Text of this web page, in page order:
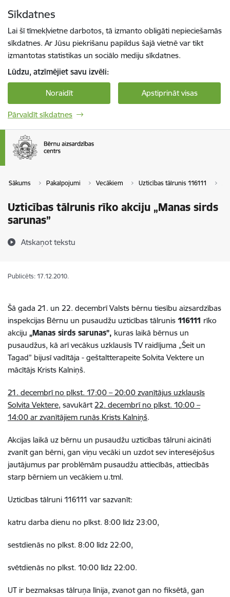
Sīkdatnes
Lai šī tīmekļvietne darbotos, tā izmanto obligāti nepieciešamās
sīkdatnes. Ar Jūsu piekrišanu papildus šajā vietnē var tikt
izmantotas statistikas un sociālo mediju sīkdatnes.
Lūdzu, atzīmējiet savu izvēli:
Noraidīt Apstiprināt visas
Pārvaldīt sīkdatnes
Sākums Pakalpojumi Vecākiem Uzticības tālrunis 116111
Uzticības tālrunis rīko akciju „Manas sirds
sarunas”
Atskaņot tekstu
Publicēts: 17.12.2010.
Šā gada 21. un 22. decembrī Valsts bērnu tiesību aizsardzības
inspekcijas Bērnu un pusaudžu uzticības tālrunis 116111 rīko
akciju „Manas sirds sarunas”, kuras laikā bērnus un
pusaudžus, kā arī vecākus uzklausīs TV raidījuma „Šeit un
Tagad” bijusī vadītāja - geštaltterapeite Solvita Vektere un
mācītājs Krists Kalniņš.
21. decembrī no plkst. 17:00 – 20:00 zvanītājus uzklausīs
Solvita Vektere, savukārt22. decembrī no plkst. 10:00 –
14:00 ar zvanītājiem runās Krists Kalniņš.
Akcijas laikā uz bērnu un pusaudžu uzticības tālruni aicināti
zvanīt gan bērni, gan viņu vecāki un uzdot sev interesējošus
jautājumus par problēmām pusaudžu attiecībās, attiecībās
starp bērniem un vecākiem u.tml.
Uzticības tālruni 116111 var sazvanīt:
katru darba dienu no plkst. 8:00 līdz 23:00,
sestdienās no plkst. 8:00 līdz 22:00,
svētdienās no plkst. 10:00 līdz 22:00.
UT ir bezmaksas tālruņa līnija, zvanot gan no fiksētā, gan